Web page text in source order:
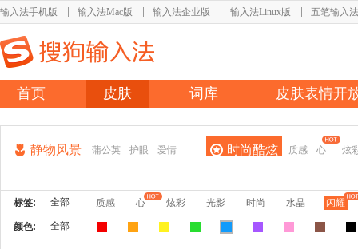
输入法手机版 输入法Mac版 输入法企业版 输入法Linux版 五笔输入法
首页 皮肤 词库 皮肤表情开
静物风景 蒲公英 护眼 爱情 时尚酷炫 质感 心 炫
标签: 全部 质感 心 炫彩 光影 时尚 水晶 闪耀
颜色: 全部